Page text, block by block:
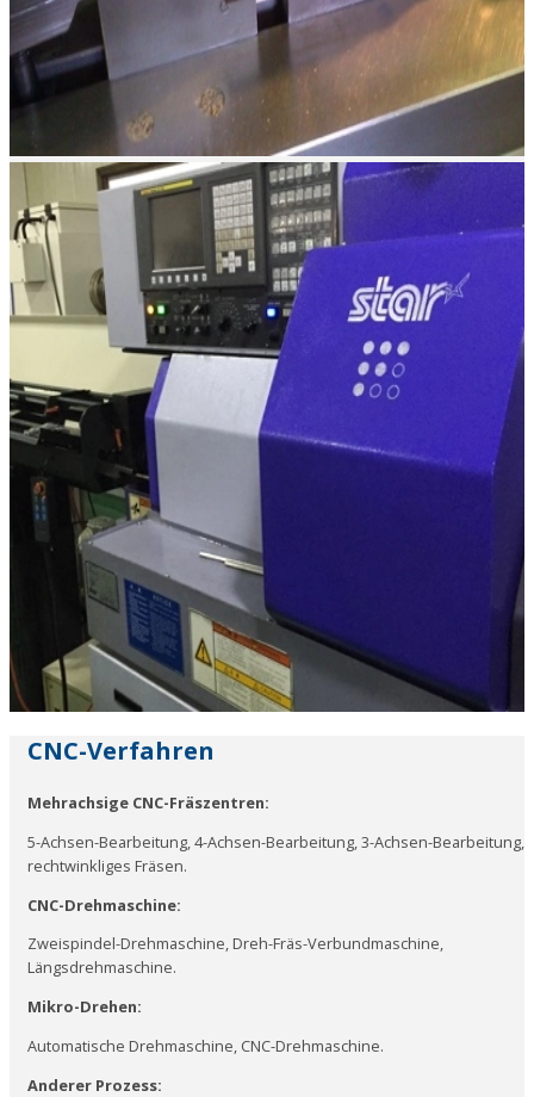
CNC-Verfahren
Mehrachsige CNC-Fräszentren:
5-Achsen-Bearbeitung, 4-Achsen-Bearbeitung, 3-Achsen-Bearbeitung,
rechtwinkliges Fräsen.
CNC-Drehmaschine:
Zweispindel-Drehmaschine, Dreh-Fräs-Verbundmaschine,
Längsdrehmaschine.
Mikro-Drehen:
Automatische Drehmaschine, CNC-Drehmaschine.
Anderer Prozess: